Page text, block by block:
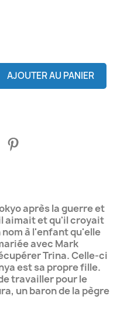
AJOUTER AU PANIER
après la guerre et
aimait et qu'il croyait
à l'enfant qu'elle
avec Mark
Trina. Celle-ci
est sa propre fille.
travailler pour le
un baron de la pègre